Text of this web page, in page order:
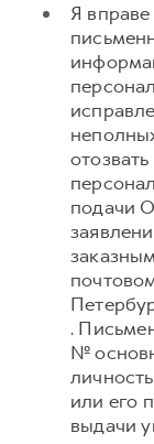
Я
подачи
.
№
или его
выдачи